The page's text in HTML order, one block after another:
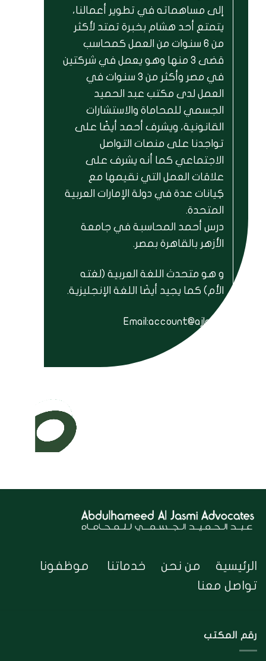
إلى مساهماته في تطوير أعمالنا،
يتمتع أحد هشام بخبرة تمتد لأكثر
من 6 سنوات من العمل كمحاسب
قضى 3 منها وهو يعمل في شركتين
في مصر وأكثر من 3 سنوات في
العمل لدى مكتب عبد الحميد
الجسمي للمحاماة والاستشارات
القانونية، ويشرف أحمد أيضًا على
تواجدنا على منصات التواصل
الاجتماعي كما أنه يشرف على
علاقات العمل التي نقيمها مع
كِيانات عدة في دولة الإمارات العربية
المتحدة.
درس أحمد المحاسبة في جامعة
الأزهر بالقاهرة بمصر.
و هو متحدث اللغة العربية (لغته
الأم) كما يجيد أيضَا اللغة الإنجليزية.
Email:account@ajlc.ae
الرئيسية من نحن خدماتنا
موظفونا
تواصل معنا
رقم المكتب